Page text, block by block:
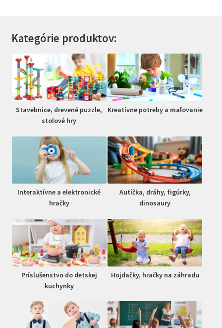
Kategórie produktov:
Stavebnice, drevené puzzle,
stolové hry
Kreatívne potreby a maľovanie
Interaktívne a elektronické
hračky
Autíčka, dráhy, figúrky,
dinosaury
Príslušenstvo do detskej
kuchynky
Hojdačky, hračky na záhradu